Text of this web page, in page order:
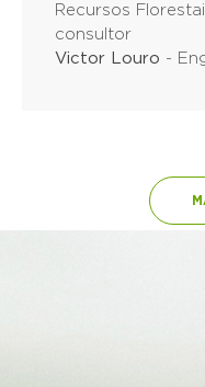
Recursos
consultor
Victor Louro -